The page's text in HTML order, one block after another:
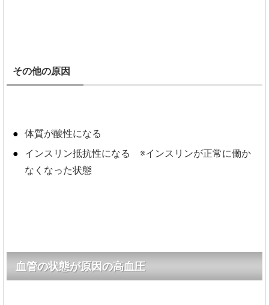
その他の原因
体質が酸性になる
インスリン抵抗性になる ※インスリンが正常に働か
なくなった状態
血管の状態が原因の高血圧